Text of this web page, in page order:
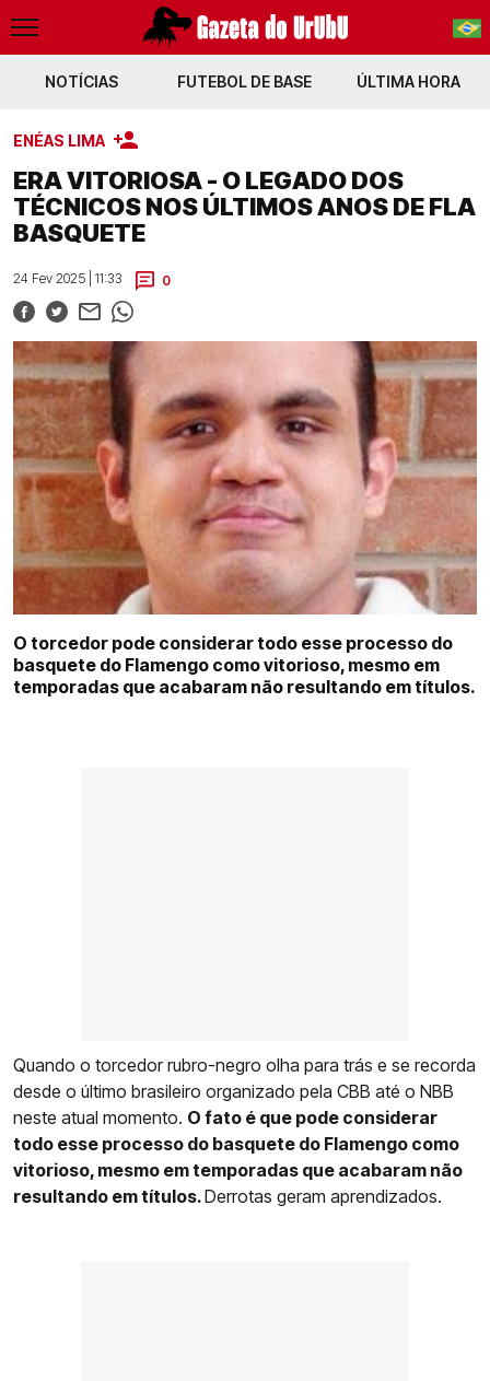
Brasil x Panamá Ao vivo (com imagens)
PT-BR
NOTÍCIAS FUTEBOL DE BASE ÚLTIMA HORA
ENÉAS LIMA
ERA VITORIOSA - O LEGADO DOS
TÉCNICOS NOS ÚLTIMOS ANOS DE FLA
BASQUETE
24 Fev 2025 | 11:33 0
O torcedor pode considerar todo esse processo do
basquete do Flamengo como vitorioso, mesmo em
temporadas que acabaram não resultando em títulos.
Quando o torcedor rubro-negro olha para trás e se recorda
desde o último brasileiro organizado pela CBB até o NBB
neste atual momento. O fato é que pode considerar
todo esse processo do basquete do Flamengo como
vitorioso, mesmo em temporadas que acabaram não
resultando em títulos.Derrotas geram aprendizados.